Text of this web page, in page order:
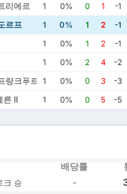
크
2
2023년3월18일
SGV 프라이베르크
1
1
리에르 1 0% 0 1 -1
르프 1 0% 1 2 -1
1 0% 1 2 -1
1 0% 2 4 -2
랑크푸르트 II
1 0% 0 3 -3
른 II 1 0% 0 5 -5
배당률
크 승 -